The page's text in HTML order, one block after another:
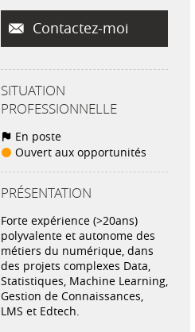
Contactez-moi
SITUATION
PROFESSIONNELLE
En poste
Ouvert aux opportunités
PRÉSENTATION
Forte expérience (>20ans)
polyvalente et autonome des
métiers du numérique, dans
des projets complexes Data,
Statistiques, Machine Learning,
Gestion de Connaissances,
LMS et Edtech.